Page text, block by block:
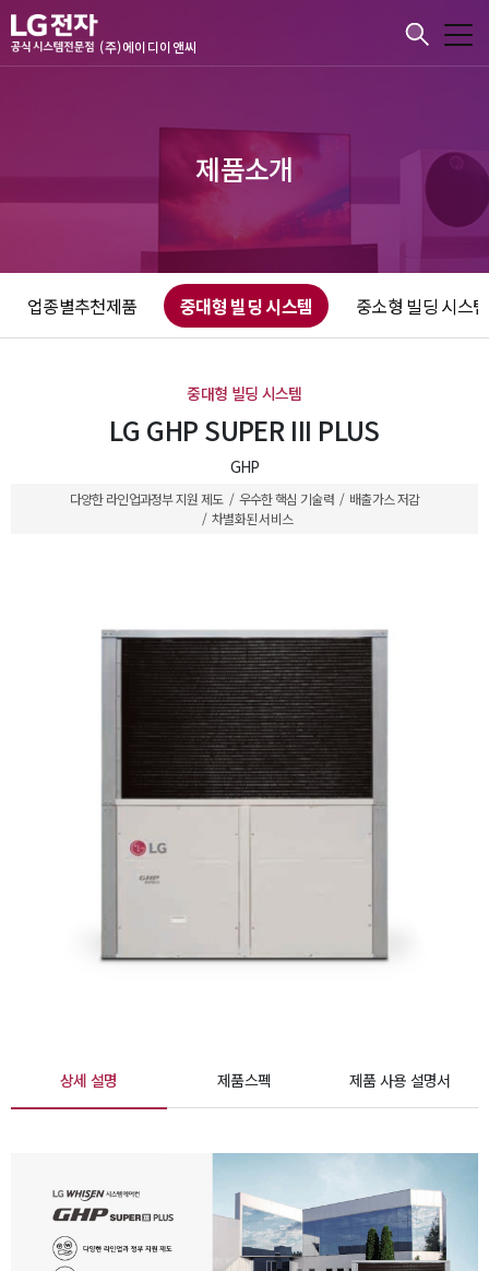
본문바로가기
(주)에이디이앤씨
제품소개
업종별추천제품 중대형 빌딩 시스템 중소형 빌딩 시스템
중대형 빌딩 시스템
LG GHP SUPER III PLUS
GHP
다양한 라인업과정부 지원 제도 우수한 핵심 기술력
배출가스 저감
차별화된 서비스
상세 설명 제품스펙 제품 사용 설명서